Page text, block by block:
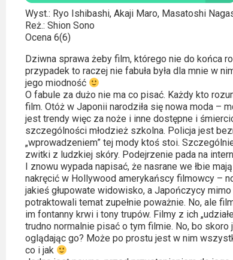
Kategorie
Bollywood
&
s-
ka
Filmy
dokumentalne
Horrory
Kino
azjatyckie
Kino
europejskie
Wyst.: Ryo Ishibashi, Akaji Maro, Masatoshi
Reż.: Shion Sono
Ocena 6(6)
Dziwna sprawa żeby film, którego nie do końca
przypadek to raczej nie fabuła była dla mnie w
jego miodność
O fabule za dużo nie ma co pisać. Każdy kto
film. Otóż w Japonii narodziła się nowa moda –
jest trendy więc za noże i inne dostępne i
szczególności młodzież szkolna. Policja jest
„wprowadzeniem” tej mody ktoś stoi.
zwitki z ludzkiej skóry. Podejrzenie pada na
I znowu wypada napisać, że nasrane we łbie
nakręcić w Hollywood amerykańscy filmowcy –
jakieś głupowate widowisko, a Japończycy
potraktowali temat zupełnie poważnie. No, ale
im fontanny krwi i tony trupów. Filmy z ich
trudno normalnie pisać o tym filmie. No, bo
oglądając go? Może po prostu jest w nim
co i jak